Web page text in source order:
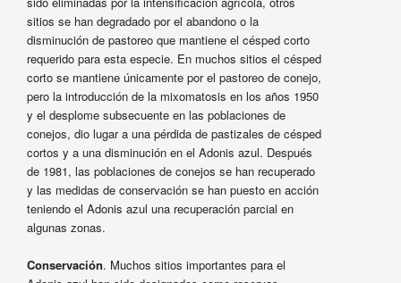
sitios se han degradado por el abandono o la
disminución de pastoreo que mantiene el césped corto
requerido para esta especie. En muchos sitios el césped
corto se mantiene únicamente por el pastoreo de conejo,
pero la introducción de la mixomatosis en los años 1950
y el desplome subsecuente en las poblaciones de
conejos, dio lugar a una pérdida de pastizales de césped
cortos y a una disminución en el Adonis azul. Después
de 1981, las poblaciones de conejos se han recuperado
y las medidas de conservación se han puesto en acción
teniendo el Adonis azul una recuperación parcial en
algunas zonas.
Conservación. Muchos sitios importantes para el